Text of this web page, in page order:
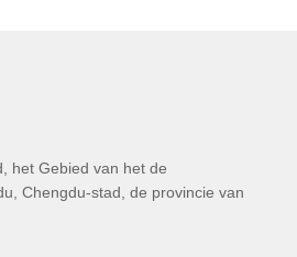
het Gebied van het de
Chengdu-stad, de provincie van